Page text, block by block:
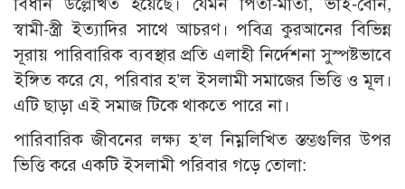
বিধান উল্লেখিত হয়েছে। যেমন পিতা-মাতা, ভাই-বোন,
স্বামী-স্ত্রী ইত্যাদির সাথে আচরণ। পবিত্র কুরআনের বিভিন্ন
সূরায় পারিবারিক ব্যবস্থার প্রতি এলাহী নির্দেশনা সুস্পষ্টভাবে
ইঙ্গিত করে যে, পরিবার হ’ল ইসলামী সমাজের ভিত্তি ও মূল।
এটি ছাড়া এই সমাজ টিকে থাকতে পারে না।
পারিবারিক জীবনের লক্ষ্য হ’ল নিম্নলিখিত স্তম্ভগুলির উপর
ভিত্তি করে একটি ইসলামী পরিবার গড়ে তোলা: